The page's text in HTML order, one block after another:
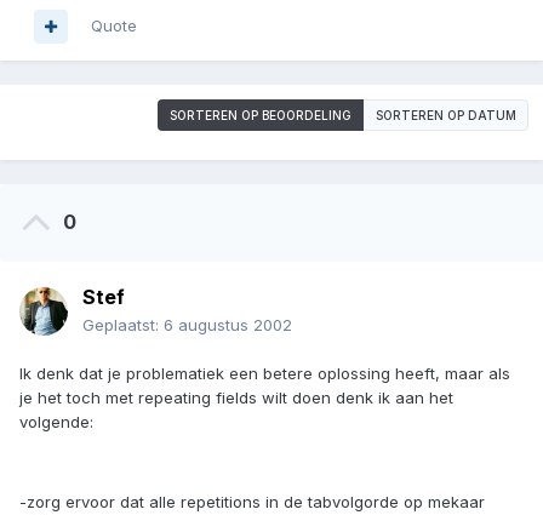
Quote
SORTEREN OP BEOORDELING SORTEREN OP DATUM
0
Stef
Geplaatst: 6 augustus 2002
Ik denk dat je problematiek een betere oplossing heeft, maar als
je het toch met repeating fields wilt doen denk ik aan het
volgende:
-zorg ervoor dat alle repetitions in de tabvolgorde op mekaar